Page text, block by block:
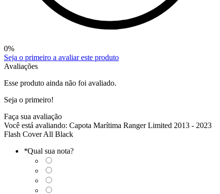
0%
Seja o primeiro a avaliar este produto
Avaliações
Esse produto ainda não foi avaliado.
Seja o primeiro!
Faça sua avaliação
Você está avaliando: Capota Marítima Ranger Limited 2013 - 2023
Flash Cover All Black
*Qual sua nota?